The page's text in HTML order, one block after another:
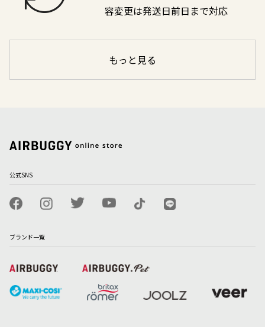
容変更は発送日前日まで対応
もっと見る
公式SNS
ブランド一覧